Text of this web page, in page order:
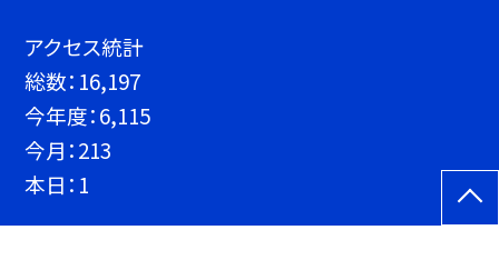
アクセス統計
総数： 16,197
今年度：6,115
今月：213
本日： 1